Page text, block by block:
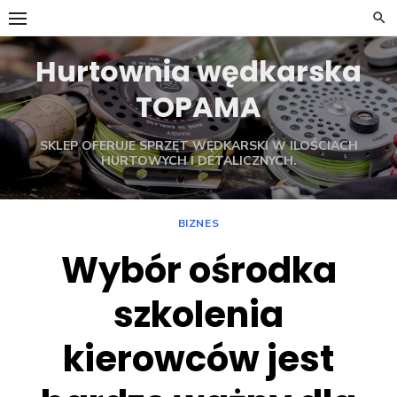
Skip
to
contentHurtownia wędkarska
TOPAMA
SKLEP OFERUJE SPRZĘT WĘDKARSKI W ILOŚCIACH
HURTOWYCH I DETALICZNYCH.
BIZNES
Wybór ośrodka
szkolenia
kierowców jest